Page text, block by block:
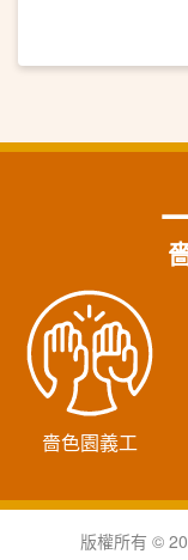
嗇色園義工
版權所有 ©